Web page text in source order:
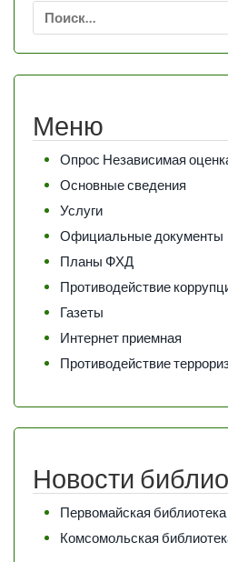
Найти:
Меню
Опрос Независимая
Основные сведения
Услуги
Официальные документы
Планы ФХД
Противодействие
Газеты
Интернет приемная
Противодействие
Новости
Первомайская библиотека
Комсомольская